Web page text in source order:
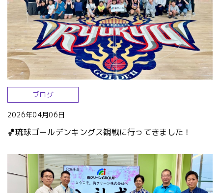
ブログ
2026年04月06日
🏀琉球ゴールデンキングス観戦に行ってきました！